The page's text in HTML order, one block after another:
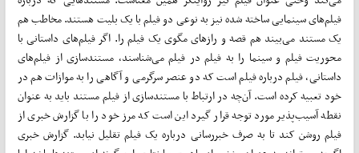
فیلم‌های سینمایی ساخته شده نیز به نوعی دو فیلم با یک بلیت هستند. مخاطب هم
یک مستند می‌بیند هم قصه و رازهای مگوی یک فیلم را. اگر فیلم‌های داستانی با
محوریت فیلم و سینما را به فیلم در فیلم می‌شناسند، مستندسازی از فیلم‌های
داستانی، فیلم درباره فیلم است که دو عنصر سرگرمی و آگاهی را به موازات هم در
خود تعبیه کرده است. آن‌چه در ارتباط با مستندسازی از فیلم مستند باید به عنوان
نقطه آسیب‌پذیر مورد توجه قرار گیرد این است که مرز خود را با گزارش خبری از
فیلم روشن کند تا به صرف خبررسانی درباره یک فیلم تقلیل نیابد. گزارش خبری